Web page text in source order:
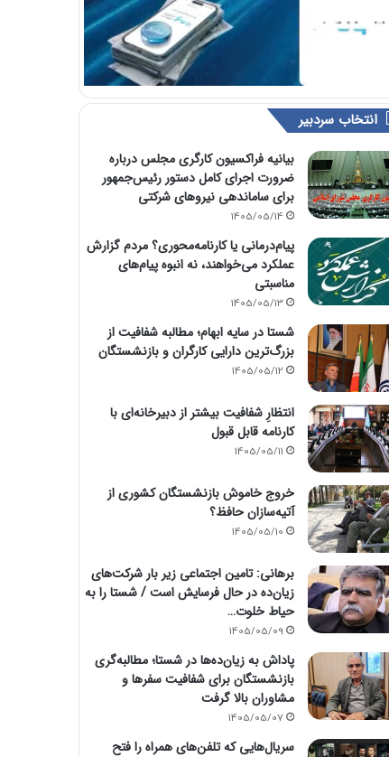
انتخاب سردبیر
بیانیه فراکسیون کارگری مجلس درباره
ضرورت اجرای کامل دستور رئیس‌جمهور
برای ساماندهی نیروهای شرکتی
1405/05/14
پیام‌درمانی یا کارنامه‌محوری؟ مردم گزارش
عملکرد می‌خواهند، نه انبوه پیام‌های
مناسبتی
1405/05/13
شستا در سایه ابهام؛ مطالبه شفافیت از
بزرگ‌ترین دارایی کارگران و بازنشستگان
1405/05/12
انتظارِ شفافیت بیشتر از دبیرخانه‌ای با
کارنامه قابل قبول
1405/05/11
خروج خاموش بازنشستگان کشوری از
آتیه‌سازان حافظ؟
1405/05/10
برهانی: تامین اجتماعی زیر بار شرکت‌های
زیان‌ده در حال فرسایش است / شستا را به
حیاط خلوت…
1405/05/09
پاداش به زیان‌ده‌ها در شستا؛ مطالبه‌گری
بازنشستگان برای شفافیت سفرها و
مشاوران بالا گرفت
1405/05/07
سریال‌هایی که تلفن‌های همراه را فتح